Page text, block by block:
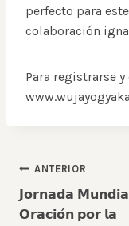
perfecto para
colaboración
Para registrarse
Navegación
de
ANTERIOR
𝗝𝗼𝗿𝗻𝗮𝗱𝗮
𝗢𝗿𝗮𝗰𝗶𝗼́𝗻 𝗽𝗼𝗿 𝗹𝗮